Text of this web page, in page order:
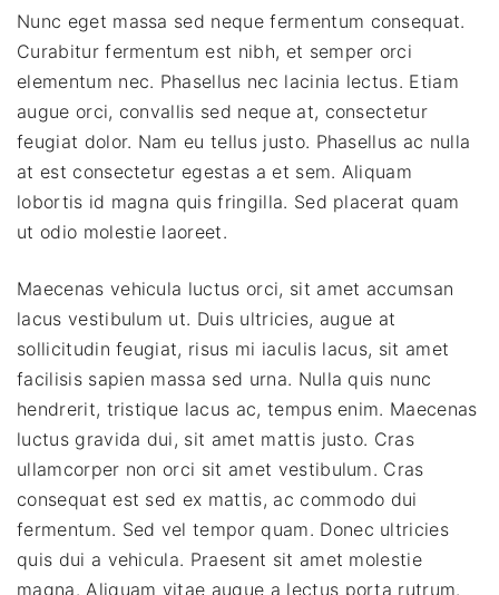
Nunc eget massa sed neque fermentum consequat.
Curabitur fermentum est nibh, et semper orci
elementum nec. Phasellus nec lacinia lectus. Etiam
augue orci, convallis sed neque at, consectetur
feugiat dolor. Nam eu tellus justo. Phasellus ac nulla
at est consectetur egestas a et sem. Aliquam
lobortis id magna quis fringilla. Sed placerat quam
ut odio molestie laoreet.
Maecenas vehicula luctus orci, sit amet accumsan
lacus vestibulum ut. Duis ultricies, augue at
sollicitudin feugiat, risus mi iaculis lacus, sit amet
facilisis sapien massa sed urna. Nulla quis nunc
hendrerit, tristique lacus ac, tempus enim. Maecenas
luctus gravida dui, sit amet mattis justo. Cras
ullamcorper non orci sit amet vestibulum. Cras
consequat est sed ex mattis, ac commodo dui
fermentum. Sed vel tempor quam. Donec ultricies
quis dui a vehicula. Praesent sit amet molestie
magna. Aliquam vitae augue a lectus porta rutrum.